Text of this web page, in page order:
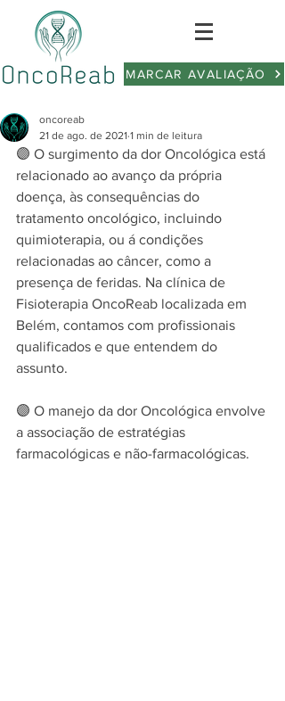
MARCAR AVALIAÇÃO
oncoreab
21 de ago. de 2021 1 min de leitura
🟣 O surgimento da dor Oncológica está
relacionado ao avanço da própria
doença, às consequências do
tratamento oncológico, incluindo
quimioterapia, ou á condições
relacionadas ao câncer, como a
presença de feridas. Na clínica de
Fisioterapia OncoReab localizada em
Belém, contamos com profissionais
qualificados e que entendem do
assunto.
🟣 O manejo da dor Oncológica envolve
a associação de estratégias
farmacológicas e não-farmacológicas.